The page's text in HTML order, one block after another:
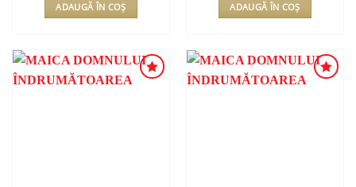
ADAUGĂ ÎN COȘ ADAUGĂ ÎN COȘ